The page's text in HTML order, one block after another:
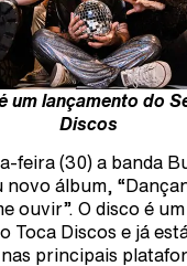
um lançamento do
Discos
feira (30) a banda
novo álbum,
ouvir”. O disco é um
Toca Discos e já
principais